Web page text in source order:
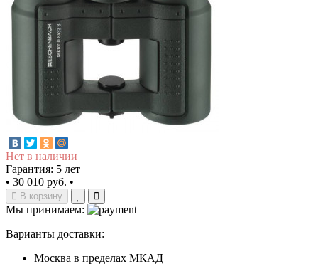
Нет в наличии
Гарантия: 5 лет
• 30 010 руб. •
В корзину
Мы принимаем:
Варианты доставки:
Москва в пределах МКАД